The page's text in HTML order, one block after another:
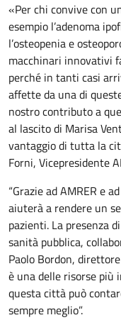
«Per chi convive con
esempio l’adenoma
l’osteopenia e
macchinari innovativi
perché in tanti casi
affette da una di
nostro contributo a
al lascito di Marisa
vantaggio di tutta la
Forni, Vicepresidente
“Grazie ad AMRER e
aiuterà a rendere un
pazienti. La presenza
sanità pubblica,
Paolo Bordon,
è una delle risorse
questa città può
sempre meglio”.